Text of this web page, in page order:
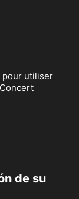
pour utiliser
de su